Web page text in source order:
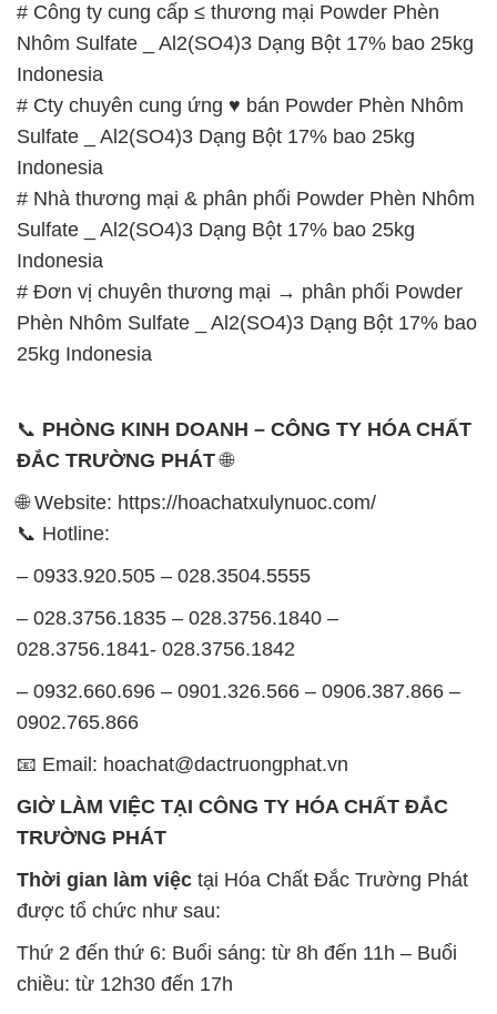
# Công ty cung cấp ≤ thương mại Powder Phèn
Nhôm Sulfate _ Al2(SO4)3 Dạng Bột 17% bao 25kg
Indonesia
# Cty chuyên cung ứng ♥ bán Powder Phèn Nhôm
Sulfate _ Al2(SO4)3 Dạng Bột 17% bao 25kg
Indonesia
# Nhà thương mại & phân phối Powder Phèn Nhôm
Sulfate _ Al2(SO4)3 Dạng Bột 17% bao 25kg
Indonesia
# Đơn vị chuyên thương mại → phân phối Powder
Phèn Nhôm Sulfate _ Al2(SO4)3 Dạng Bột 17% bao
25kg Indonesia
📞 PHÒNG KINH DOANH – CÔNG TY HÓA CHẤT
ĐẮC TRƯỜNG PHÁT🌐
🌐 Website: https://hoachatxulynuoc.com/
📞 Hotline:
– 0933.920.505 – 028.3504.5555
– 028.3756.1835 – 028.3756.1840 –
028.3756.1841- 028.3756.1842
– 0932.660.696 – 0901.326.566 – 0906.387.866 –
0902.765.866
📧 Email: hoachat@dactruongphat.vn
GIỜ LÀM VIỆC TẠI CÔNG TY HÓA CHẤT ĐẮC
TRƯỜNG PHÁT
Thời gian làm việc tại Hóa Chất Đắc Trường Phát
được tổ chức như sau:
Thứ 2 đến thứ 6: Buổi sáng: từ 8h đến 11h – Buổi
chiều: từ 12h30 đến 17h